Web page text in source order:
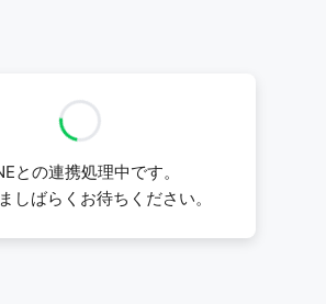
との連携処理中です。
しばらくお待ちください。